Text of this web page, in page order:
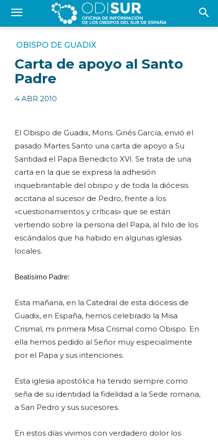
OBISPO DE GUADIX
Carta de apoyo al Santo
Padre
4 ABR 2010
El Obispo de Guadix, Mons. Ginés García, envió el
pasado Martes Santo una carta de apoyo a Su
Santidad el Papa Benedicto XVI. Se trata de una
carta en la que se expresa la adhesión
inquebrantable del obispo y de toda la diócesis
accitana al sucesor de Pedro, frente a los
«cuestionamientos y críticas» que se están
vertiendo sobre la persona del Papa, al hilo de los
escándalos que ha habido en algunas iglesias
locales.
Beatísimo Padre:
Esta mañana, en la Catedral de esta diócesis de
Guadix, en España, hemos celebrado la Misa
Crismal, mi primera Misa Crismal como Obispo. En
ella hemos pedido al Señor muy especialmente
por el Papa y sus intenciones.
Esta iglesia apostólica ha tenido siempre como
seña de su identidad la fidelidad a la Sede romana,
a San Pedro y sus sucesores.
En estos días vivimos con verdadero dolor los